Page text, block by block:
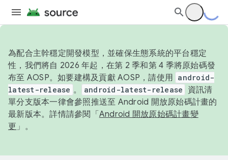
為配合主幹穩定開發模型，並確保生態系統的平台穩定
性，我們將自 2026 年起，在第 2 季和第 4 季將原始碼發
布至 AOSP。如要建構及貢獻 AOSP，請使用 android-
latest-release 。 android-latest-release
資訊清
單分支版本一律會參照推送至 Android 開放原始碼計畫的
最新版本。詳情請參閱「 Android 開放原始碼計畫變
更 」。